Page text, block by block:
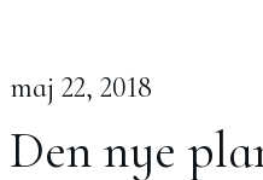
maj 22, 2018
Den nye